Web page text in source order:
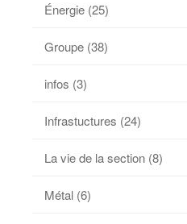
Énergie (25)
Groupe (38)
infos (3)
Infrastuctures (24)
La vie de la section (8)
Métal (6)